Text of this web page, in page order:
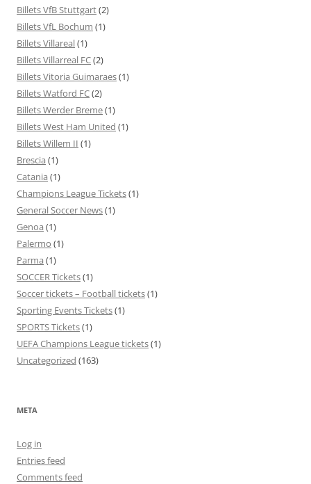
Billets VfB Stuttgart(2)
Billets VfL Bochum (1)
Billets Villareal(1)
Billets Villarreal FC(2)
Billets Vitoria Guimaraes(1)
Billets Watford FC(2)
Billets Werder Breme(1)
Billets West Ham United (1)
Billets Willem II (1)
Brescia (1)
Catania (1)
Champions League Tickets(1)
General Soccer News(1)
Genoa (1)
Palermo (1)
Parma (1)
SOCCER Tickets(1)
Soccer tickets – Football tickets(1)
Sporting Events Tickets(1)
SPORTS Tickets(1)
UEFA Champions League tickets(1)
Uncategorized (163)
META
Log in
Entries feed
Comments feed